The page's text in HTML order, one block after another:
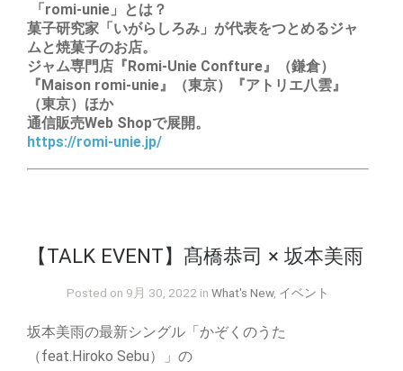
「romi-unie」とは？
菓子研究家「いがらしろみ」が代表をつとめるジャ
ムと焼菓子のお店。
ジャム専門店『Romi-Unie Confture』（鎌倉）
『Maison romi-unie』（東京）『アトリエ八雲』
（東京）ほか
通信販売Web Shopで展開。
https://romi-unie.jp/
【TALK EVENT】髙橋恭司 × 坂本美雨
Posted on 9月 30, 2022 inWhat's New, イベント
坂本美雨の最新シングル「かぞくのうた
（feat.Hiroko Sebu）」の